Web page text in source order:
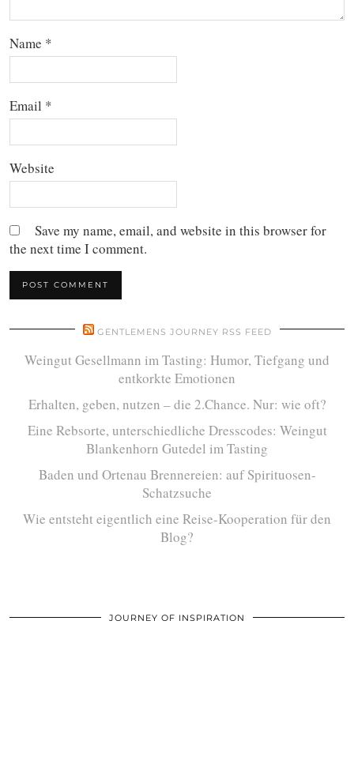
Name *
Email *
Website
Save my name, email, and website in this browser for
the next time I comment.
GENTLEMENS JOURNEY RSS FEED
Weingut Gesellmann im Tasting: Humor, Tiefgang und
entkorkte Emotionen
Erhalten, geben, nutzen – die 2.Chance. Nur: wie oft?
Eine Rebsorte, unterschiedliche Dresscodes: Weingut
Blankenhorn Gutedel im Tasting
Baden und Ortenau Brennereien: auf Spirituosen-
Schatzsuche
Wie entsteht eigentlich eine Reise-Kooperation für den
Blog?
JOURNEY OF INSPIRATION